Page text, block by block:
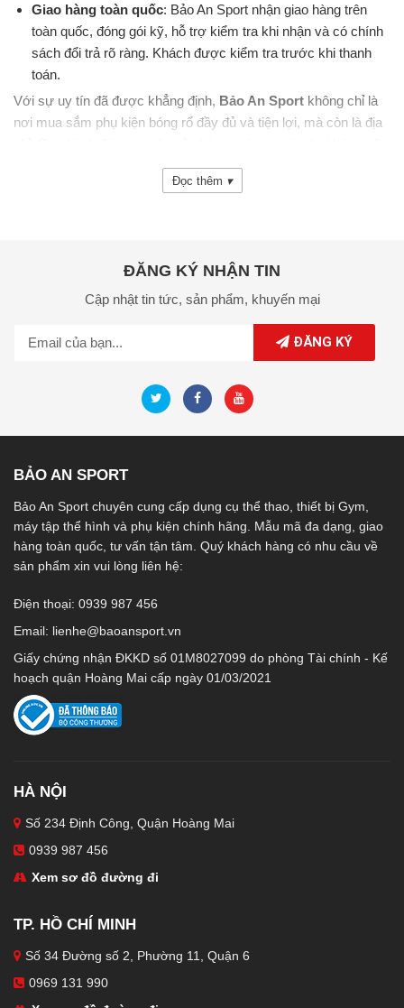
Giao hàng toàn quốc: Bảo An Sport nhận giao hàng trên
toàn quốc, đóng gói kỹ, hỗ trợ kiểm tra khi nhận và có chính
sách đổi trả rõ ràng. Khách được kiểm tra trước khi thanh
toán.
Với sự uy tín đã được khẳng định, Bảo An Sport không chỉ là
nơi mua sắm phụ kiện bóng rổ đầy đủ và tiện lợi, mà còn là địa
Đọc thêm ▾
ĐĂNG KÝ NHẬN TIN
Cập nhật tin tức, sản phẩm, khuyến mại
ĐĂNG KÝ
BẢO AN SPORT
Bảo An Sport chuyên cung cấp dụng cụ thể thao, thiết bị Gym,
máy tập thể hình và phụ kiện chính hãng. Mẫu mã đa dạng, giao
hàng toàn quốc, tư vấn tận tâm. Quý khách hàng có nhu cầu về
sản phẩm xin vui lòng liên hệ:
Điện thoại: 0939 987 456
Email: lienhe@baoansport.vn
Giấy chứng nhận ĐKKD số 01M8027099 do phòng Tài chính - Kế
hoạch quận Hoàng Mai cấp ngày 01/03/2021
HÀ NỘI
Số 234 Định Công, Quận Hoàng Mai
0939 987 456
Xem sơ đồ đường đi
TP. HỒ CHÍ MINH
Số 34 Đường số 2, Phường 11, Quận 6
0969 131 990